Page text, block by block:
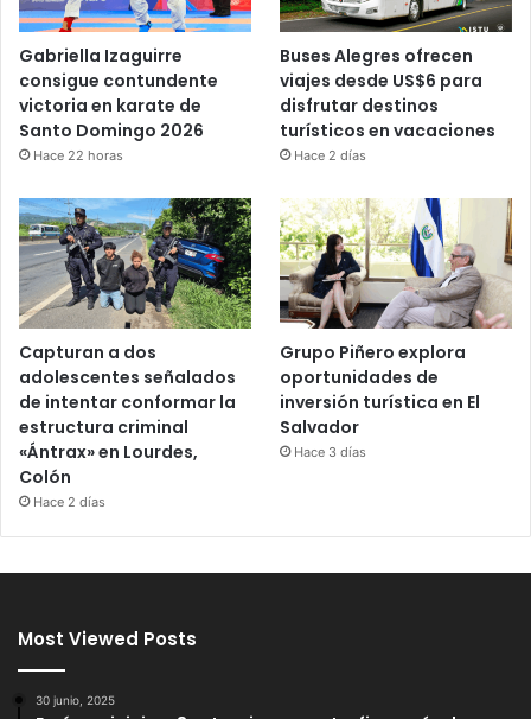
Gabriella Izaguirre
consigue contundente
victoria en karate de
Santo Domingo 2026
Hace 22 horas
Buses Alegres ofrecen
viajes desde US$6 para
disfrutar destinos
turísticos en vacaciones
Hace 2 días
Capturan a dos
adolescentes señalados
de intentar conformar la
estructura criminal
«Ántrax» en Lourdes,
Colón
Hace 2 días
Grupo Piñero explora
oportunidades de
inversión turística en El
Salvador
Hace 3 días
Most Viewed Posts
30 junio, 2025